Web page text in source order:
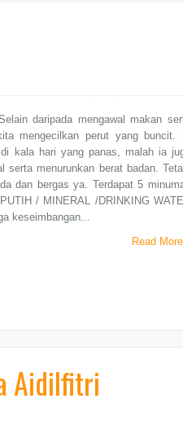
daripada mengawal makan
mengecilkan perut yang buncit.
kala hari yang panas, malah ia
serta menurunkan berat badan.
dan bergas ya. Terdapat 5
/ MINERAL /DRINKING
keseimbangan...
Read More
Aidilfitri